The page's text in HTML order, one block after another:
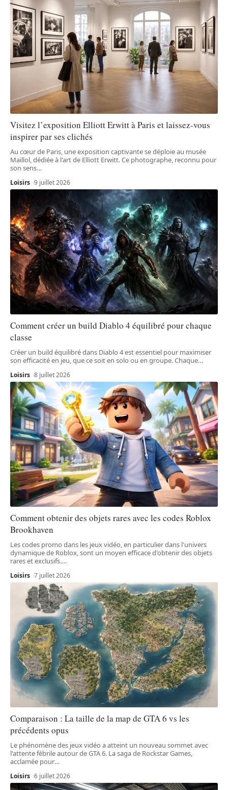
Visitez l’exposition Elliott Erwitt à Paris et laissez-vous
inspirer par ses clichés
Au cœur de Paris, une exposition captivante se déploie au musée
Maillol, dédiée à l'art de Elliott Erwitt. Ce photographe, reconnu pour
son sens…
Loisirs 9 juillet 2026
Comment créer un build Diablo 4 équilibré pour chaque
classe
Créer un build équilibré dans Diablo 4 est essentiel pour maximiser
son efficacité en jeu, que ce soit en solo ou en groupe. Chaque…
Loisirs 8 juillet 2026
Comment obtenir des objets rares avec les codes Roblox
Brookhaven
Les codes promo dans les jeux vidéo, en particulier dans l'univers
dynamique de Roblox, sont un moyen efficace d'obtenir des objets
rares et exclusifs.…
Loisirs 7 juillet 2026
Comparaison : La taille de la map de GTA 6 vs les
précédents opus
Le phénomène des jeux vidéo a atteint un nouveau sommet avec
l'attente fébrile autour de GTA 6. La saga de Rockstar Games,
acclamée pour…
Loisirs 6 juillet 2026